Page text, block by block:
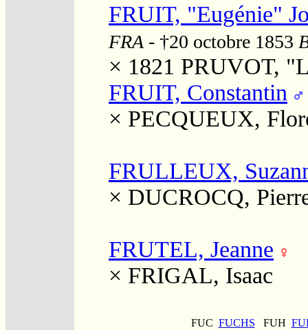
FRUIT, "Eugénie"
FRA - †20 octobre 1853
× 1821 PRUVOT,
FRUIT, Constantin
× PECQUEUX,
FRULLEUX,
× DUCROCQ,
FRUTEL, Jeanne
× FRIGAL, Isaac
FUC FUCHS FUH